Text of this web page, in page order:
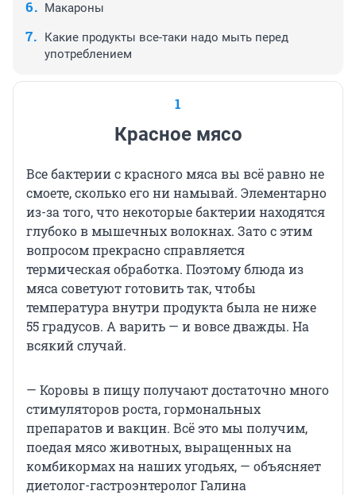
Макароны
Какие продукты все-таки надо мыть перед
употреблением
1
Красное мясо
Все бактерии с красного мяса вы всё равно не
смоете, сколько его ни намывай. Элементарно
из-за того, что некоторые бактерии находятся
глубоко в мышечных волокнах. Зато с этим
вопросом прекрасно справляется
термическая обработка. Поэтому блюда из
мяса советуют готовить так, чтобы
температура внутри продукта была не ниже
55 градусов. А варить — и вовсе дважды. На
всякий случай.
— Коровы в пищу получают достаточно много
стимуляторов роста, гормональных
препаратов и вакцин. Всё это мы получим,
поедая мясо животных, выращенных на
комбикормах на наших угодьях, — объясняет
диетолог-гастроэнтеролог Галина